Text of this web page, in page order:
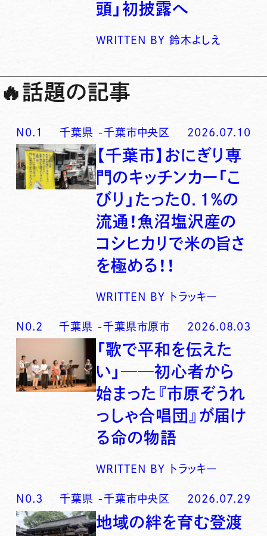
頭」初披露へ
WRITTEN BY 鈴木よしえ
🔥話題の記事
N0. 1 千葉県 -千葉市中央区 2026.07.10
【千葉市】おにぎり専
門のキッチンカー「こ
びり」たった0．1％の
流通！魚沼塩沢産の
コシヒカリで米の旨さ
を極める！！
WRITTEN BY トラッキー
N0. 2 千葉県 -千葉県市原市 2026.08.03
「歌で平和を伝えた
い」──初心者から
始まった『市原ぞうれ
っしゃ合唱団』が届け
る命の物語
WRITTEN BY トラッキー
N0. 3 千葉県 -千葉市中央区 2026.07.29
地域の絆を育む登渡